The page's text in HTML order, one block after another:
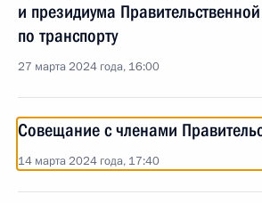
и президиума
по транспорту
27 марта 2024 года, 16:00
Совещание с членами
14 марта 2024 года, 17:40